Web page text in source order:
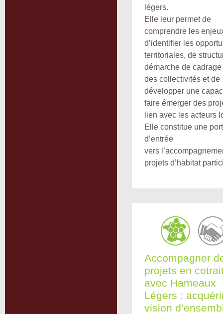
légers.
Elle leur permet de
comprendre les
d’identifier les
territoriales, de
démarche de
des collectivités et de
développer une
faire émerger des
lien avec les acteurs
Elle constitue une
d’entrée
vers
projets d’habitat
Accompagner
projets en
avec Hameaux
Légers :
vision